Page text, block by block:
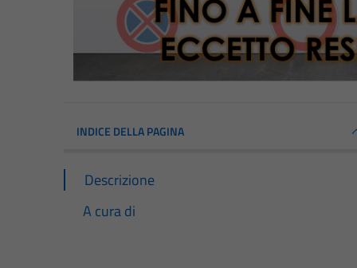
INDICE DELLA PAGINA
Descrizione
A cura di